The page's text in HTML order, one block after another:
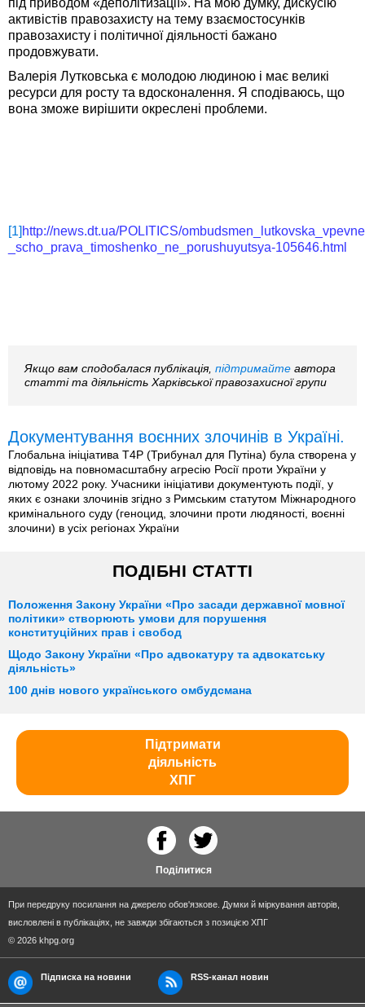
під приводом «деполітизації». На мою думку, дискусію
активістів правозахисту на тему взаємостосунків
правозахисту і політичної діяльності бажано
продовжувати.
Валерія Лутковська є молодою людиною і має великі
ресурси для росту та вдосконалення. Я сподіваюсь, що
вона зможе вирішити окреслені проблеми.
[1] http://news.dt.ua/POLITICS/
_scho_prava_timoshenko_ne_porushuyutsya-105646.html
Якщо вам сподобалася публікація, підтримайте автора
статті та діяльність Харківської правозахисної групи
Документування воєнних злочинів в Україні.
Глобальна ініціатива T4P (Трибунал для Путіна) була створена у
відповідь на повномасштабну агресію Росії проти України у
лютому 2022 року. Учасники ініціативи документують події, у
яких є ознаки злочинів згідно з Римським статутом Міжнародного
кримінального суду (геноцид, злочини проти людяності, воєнні
злочини) в усіх регіонах України
ПОДІБНІ СТАТТІ
Положення Закону України «Про засади державної мовної
політики» створюють умови для порушення
конституційних прав і свобод
Щодо Закону України «Про адвокатуру та адвокатську
діяльність»
100 днів нового українського омбудсмана
Підтримати
діяльність
ХПГ
Поділитися
При передруку посилання на джерело обов'язкове. Думки й міркування авторів,
висловлені в публікаціях, не завжди збігаються з позицією ХПГ
© 2026 khpg.org
Підписка на новини RSS-канал новин